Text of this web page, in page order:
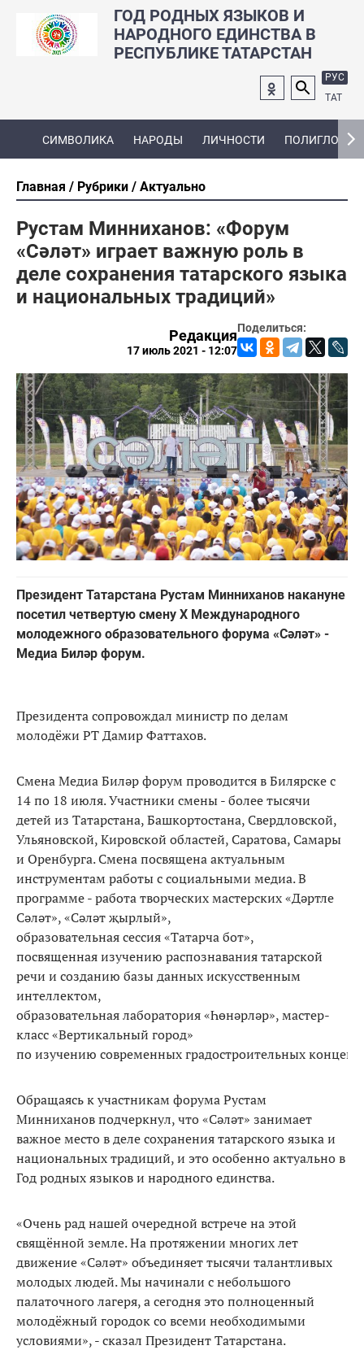
ГОД РОДНЫХ ЯЗЫКОВ И
НАРОДНОГО ЕДИНСТВА В
РЕСПУБЛИКЕ ТАТАРСТАН
РУС
ТАТ
СИМВОЛИКА НАРОДЫ ЛИЧНОСТИ ПОЛИГЛОТ
Главная Рубрики Актуально
Рустам Минниханов: «Форум
«Cәләт» играет важную роль в
деле сохранения татарского языка
и национальных традиций»
Поделиться:
Редакция
17 июль 2021 - 12:07
Президент Татарстана Рустам Минниханов накануне
посетил четвертую смену X Международного
молодежного образовательного форума «Cәләт» -
Медиа Биләр форум.
Президента сопровождал министр по делам
молодёжи РТ Дамир Фаттахов.
Смена Медиа Биләр форум проводится в Билярске с
14 по 18 июля. Участники смены - более тысячи
детей из Татарстана, Башкортостана, Свердловской,
Ульяновской, Кировской областей, Саратова, Самары
и Оренбурга. Смена посвящена актуальным
инструментам работы с социальными медиа. В
программе - работа творческих мастерских «Дәртле
Сәләт», «Сәләт җырлый»,
образовательная сессия «Татарча бот»,
посвященная изучению распознавания татарской
речи и созданию базы данных искусственным
интеллектом,
образовательная лаборатория «Һөнәрләр», мастер-
класс «Вертикальный город»
по изучению современных градостроительных
Обращаясь к участникам форума Рустам
Минниханов подчеркнул, что «Cәләт» занимает
важное место в деле сохранения татарского языка и
национальных традиций, и это особенно актуально в
Год родных языков и народного единства.
«Очень рад нашей очередной встрече на этой
свящённой земле. На протяжении многих лет
движение «Cәләт» объединяет тысячи талантливых
молодых людей. Мы начинали с небольшого
палаточного лагеря, а сегодня это полноценный
молодёжный городок со всеми необходимыми
условиями», - сказал Президент Татарстана.